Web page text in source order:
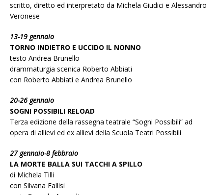
scritto, diretto ed interpretato da Michela Giudici e Alessandro
Veronese
13-19 gennaio
TORNO INDIETRO E UCCIDO IL NONNO
testo Andrea Brunello
drammaturgia scenica Roberto Abbiati
con Roberto Abbiati e Andrea Brunello
20-26 gennaio
SOGNI POSSIBILI RELOAD
Terza edizione della rassegna teatrale “Sogni Possibili” ad
opera di allievi ed ex allievi della Scuola Teatri Possibili
27 gennaio-8 febbraio
LA MORTE BALLA SUI TACCHI A SPILLO
di Michela Tilli
con Silvana Fallisi